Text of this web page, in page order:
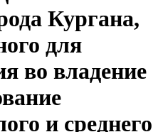
Кургана,
для
во владение
и среднего